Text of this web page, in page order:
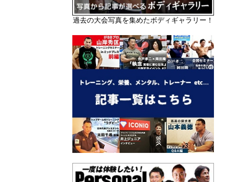
過去の大会写真を集めたボディギャラリー！